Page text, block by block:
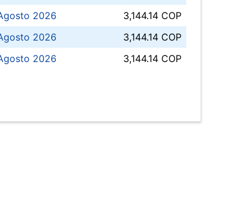
2026
3,144.14 COP
2026
3,144.14 COP
2026
3,144.14 COP